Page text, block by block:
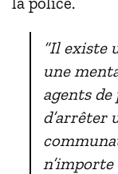
“Il existe
une
agents
d’arrêter